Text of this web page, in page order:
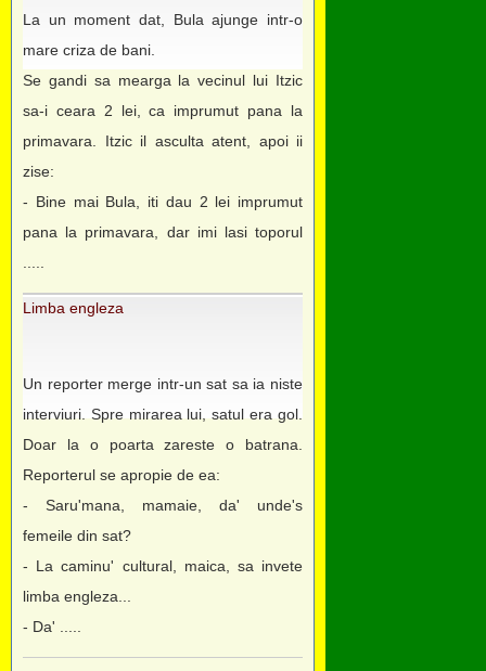
La un moment dat, Bula ajunge intr-o
mare criza de bani.
Se gandi sa mearga la vecinul lui Itzic
sa-i ceara 2 lei, ca imprumut pana la
primavara. Itzic il asculta atent, apoi ii
zise:
- Bine mai Bula, iti dau 2 lei imprumut
pana la primavara, dar imi lasi toporul
Limba engleza
Un reporter merge intr-un sat sa ia niste
interviuri. Spre mirarea lui, satul era gol.
Doar la o poarta zareste o batrana.
Reporterul se apropie de ea:
- Saru'mana, mamaie, da' unde's
femeile din sat?
- La caminu' cultural, maica, sa invete
limba engleza...
- Da' .....